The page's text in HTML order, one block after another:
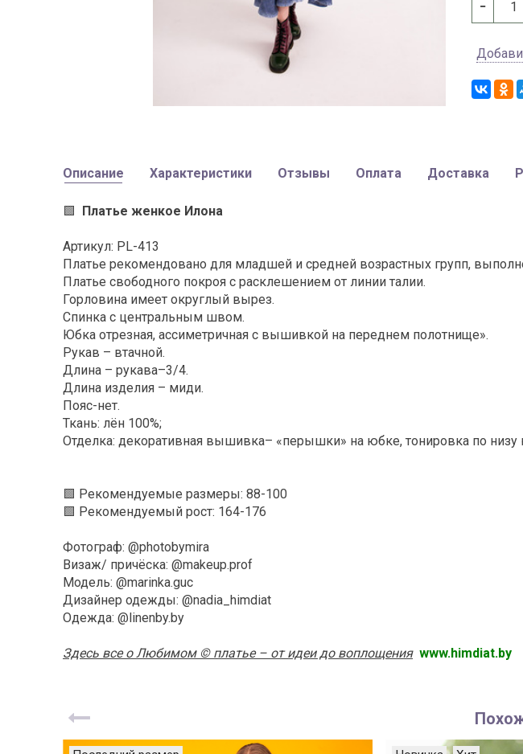
Описание
🟩 Платье женкое Илона
Артикул: PL-413
Платье рекомендовано для младшей и средней возрастных групп,
Платье свободного покроя с расклешением от линии талии.
Горловина имеет округлый вырез.
Спинка с центральным швом.
Юбка отрезная, ассиметричная с вышивкой на переднем полотнище».
Рукав – втачной.
Длина – рукава–3/4.
Длина изделия – миди.
Пояс-нет.
Ткань: лён 100%;
Отделка: декоративная вышивка– «перышки» на юбке, тонировка по низу
🟩 Рекомендуемые размеры: 88-100
🟩 Рекомендуемый рост: 164-176
Фотограф: @photobymira
Визаж/ причёска: @makeup.prof
Модель: @marinka.guc
Дизайнер одежды: @nadia_himdiat
Одежда: @linenby.by
Здесь все о Любимом © платье – от идеи до воплощения www.himdiat.by
Характеристики Отзывы Оплата Доставка